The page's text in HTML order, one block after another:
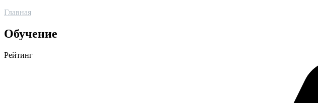
Главная
Обучение
Рейтинг